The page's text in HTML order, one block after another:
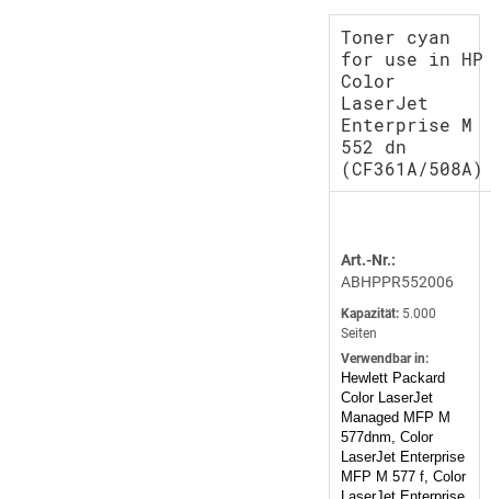
Toner cyan
for use in HP
Color
LaserJet
Enterprise M
552 dn
(CF361A/508A)
Art.-Nr.:
ABHPPR552006
Kapazität: 5.000
Seiten
Verwendbar in:
Hewlett Packard
Color LaserJet
Managed MFP M
577dnm, Color
LaserJet Enterprise
MFP M 577 f, Color